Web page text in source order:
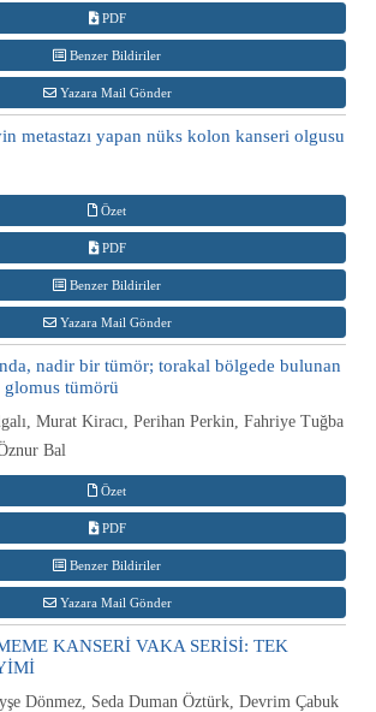
PDF
Benzer Bildiriler
Yazara Mail Gönder
metastazı yapan nüks kolon kanseri olgusu
Özet
PDF
Benzer Bildiriler
Yazara Mail Gönder
nadir bir tümör; torakal bölgede bulunan
tümörü
Murat Kiracı, Perihan Perkin, Fahriye Tuğba
Bal
Özet
PDF
Benzer Bildiriler
Yazara Mail Gönder
KANSERİ VAKA SERİSİ: TEK
Dönmez, Seda Duman Öztürk, Devrim Çabuk